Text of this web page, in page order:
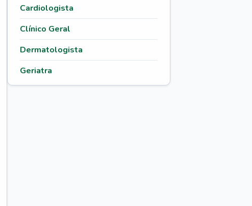
Cardiologista
Clínico Geral
Dermatologista
Geriatra